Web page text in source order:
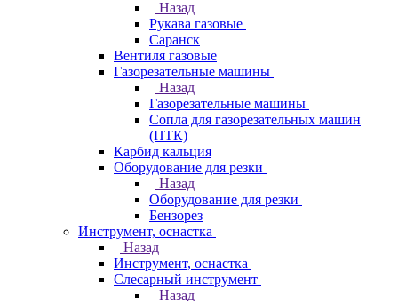
Назад
Рукава газовые
Саранск
Вентиля газовые
Газорезательные машины
Назад
Газорезательные машины
Сопла для газорезательных машин
(ПТК)
Карбид кальция
Оборудование для резки
Назад
Оборудование для резки
Бензорез
Инструмент, оснастка
Назад
Инструмент, оснастка
Слесарный инструмент
Назад